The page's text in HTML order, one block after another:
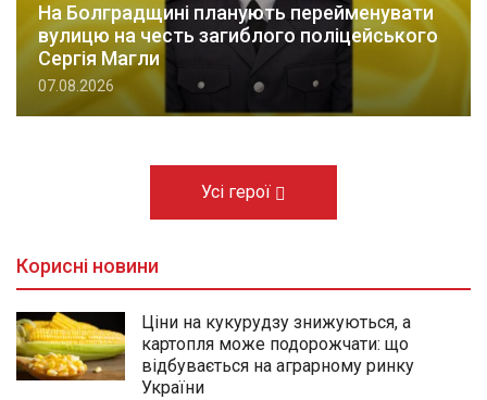
На Болградщині планують перейменувати
вулицю на честь загиблого поліцейського
Сергія Магли
07.08.2026
Усі герої
Корисні новини
Ціни на кукурудзу знижуються, а
картопля може подорожчати: що
відбувається на аграрному ринку
України